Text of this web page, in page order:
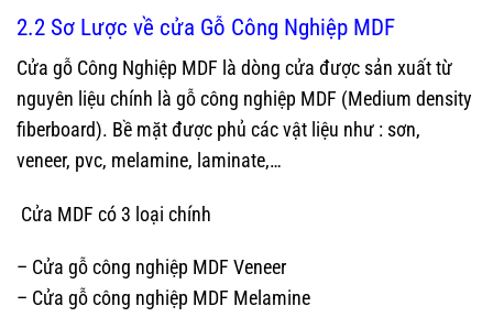
2.2 Sơ Lược về cửa Gỗ Công Nghiệp MDF
Cửa gỗ Công Nghiệp MDF là dòng cửa được sản xuất từ
nguyên liệu chính là gỗ công nghiệp MDF (Medium density
fiberboard). Bề mặt được phủ các vật liệu như : sơn,
veneer, pvc, melamine, laminate,…
Cửa MDF có 3 loại chính
– Cửa gỗ công nghiệp MDF Veneer
– Cửa gỗ công nghiệp MDF Melamine